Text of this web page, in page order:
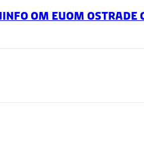
Info om EUOm osTrade